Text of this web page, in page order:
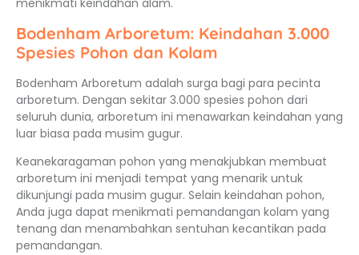
menikmati keindahan alam.
Bodenham Arboretum: Keindahan 3.000
Spesies Pohon dan Kolam
Bodenham Arboretum adalah surga bagi para pecinta
arboretum. Dengan sekitar 3.000 spesies pohon dari
seluruh dunia, arboretum ini menawarkan keindahan yang
luar biasa pada musim gugur.
Keanekaragaman pohon yang menakjubkan membuat
arboretum ini menjadi tempat yang menarik untuk
dikunjungi pada musim gugur. Selain keindahan pohon,
Anda juga dapat menikmati pemandangan kolam yang
tenang dan menambahkan sentuhan kecantikan pada
pemandangan.